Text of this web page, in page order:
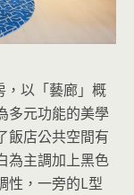
，以「藝廊」概
多元功能的美學
飯店公共空間有
為主調加上黑色
性，一旁的L型